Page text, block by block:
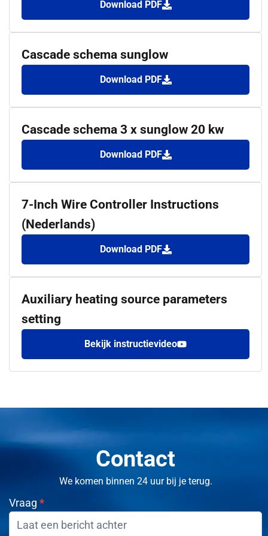
Download PDF
Cascade schema sunglow
Download PDF
Cascade schema 3 x sunglow 20 kw
Download PDF
7-Inch Wire Controller Instructions
(Nederlands)
Download PDF
Auxiliary heating source parameters
setting
Bekijk instructievideo
Contact
We komen binnen 24 uur bij je terug.
Contact
opnemen
Vraag *